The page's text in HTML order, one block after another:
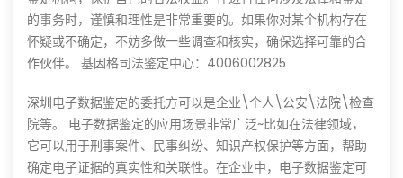
的事务时，谨慎和理性是非常重要的。如果你对某个机构存在
怀疑或不确定，不妨多做一些调查和核实，确保选择可靠的合
作伙伴。 基因格司法鉴定中心：4006002825
深圳电子数据鉴定的委托方可以是企业\个人\公安\法院\检查
院等。 电子数据鉴定的应用场景非常广泛~比如在法律领域，
它可以用于刑事案件、民事纠纷、知识产权保护等方面，帮助
确定电子证据的真实性和关联性。在企业中，电子数据鉴定可